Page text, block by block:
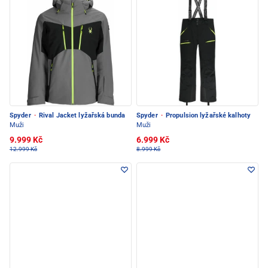
Spyder · Rival Jacket lyžařská bunda
Muži
9.999 Kč
12.999 Kč
Spyder · Propulsion lyžařské kalhoty
Muži
6.999 Kč
8.999 Kč